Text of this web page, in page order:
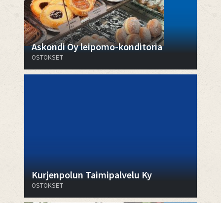
Askondi Oy leipomo-konditoria
OSTOKSET
Kurjenpolun Taimipalvelu Ky
OSTOKSET